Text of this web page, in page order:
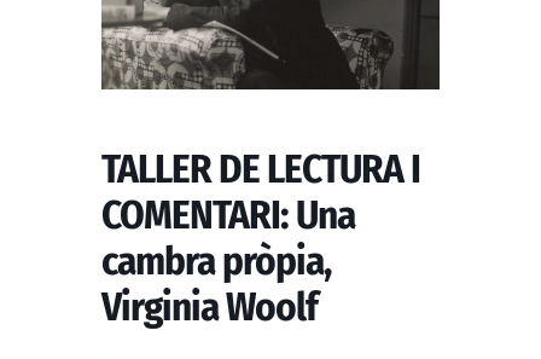
TALLER DE LECTURA I
COMENTARI: Una
cambra pròpia,
Virginia Woolf